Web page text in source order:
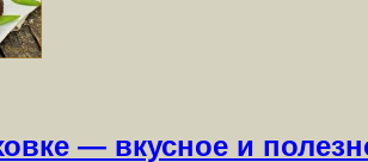
— вкусное и